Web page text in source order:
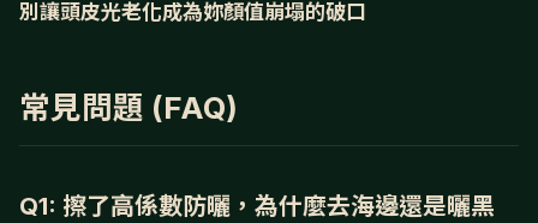
別讓頭皮光老化成為妳顏值崩塌的破口
常見問題 (FAQ)
Q1: 擦了高係數防曬，為什麼去海邊還是曬黑